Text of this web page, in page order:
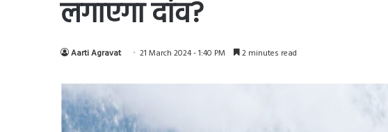
लगाएगा दांव?
Aarti Agravat 21 March 2024 - 1:40 PM 2 minutes read